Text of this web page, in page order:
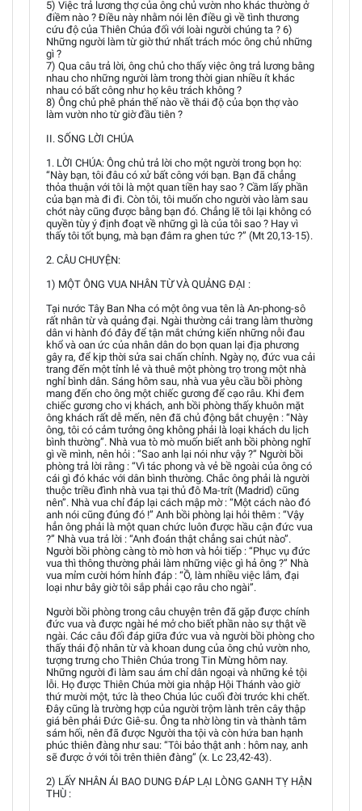
5) Việc trả lương thợ của ông chủ vườn nho khác thường ở
điềm nào ? Điều này nhằm nói lên điều gì về tình thương
cứu độ của Thiên Chúa đối với loài người chúng ta ? 6)
Những người làm từ giờ thứ nhất trách móc ông chủ những
gì ?
7) Qua câu trả lời, ông chủ cho thấy việc ông trả lương bằng
nhau cho những người làm trong thời gian nhiều ít khác
nhau có bất công như họ kêu trách không ?
8) Ông chủ phê phán thế nào về thái độ của bọn thợ vào
làm vườn nho từ giờ đầu tiên ?
II. SỐNG LỜI CHÚA
1. LỜI CHÚA: Ông chủ trả lời cho một người trong bọn họ:
“Này bạn, tôi đâu có xử bất công với bạn. Bạn đã chẳng
thỏa thuận với tôi là một quan tiền hay sao ? Cầm lấy phần
của bạn mà đi đi. Còn tôi, tôi muốn cho người vào làm sau
chót này cũng được bằng bạn đó. Chẳng lẽ tôi lại không có
quyền tùy ý định đoạt về những gì là của tôi sao ? Hay vì
thấy tôi tốt bụng, mà bạn đâm ra ghen tức ?” (Mt 20,13-15).
2. CÂU CHUYỆN:
1) MỘT ÔNG VUA NHÂN TỪ VÀ QUẢNG ĐẠI :
Tại nước Tây Ban Nha có một ông vua tên là An-phong-sô
rất nhân từ và quảng đại. Ngài thường cải trang làm thường
dân vi hành đó đây để tận mắt chứng kiến những nỗi đau
khổ và oan ức của nhân dân do bọn quan lại địa phương
gây ra, để kịp thời sửa sai chấn chỉnh. Ngày nọ, đức vua cải
trang đến một tỉnh lẻ và thuê một phòng trọ trong một nhà
nghỉ bình dân. Sáng hôm sau, nhà vua yêu cầu bồi phòng
mang đến cho ông một chiếc gương để cạo râu. Khi đem
chiếc gương cho vị khách, anh bồi phòng thấy khuôn mặt
ông khách rất dễ mến, nên đã chủ động bắt chuyện : “Này
ông, tôi có cảm tưởng ông không phải là loại khách du lịch
bình thường”. Nhà vua tò mò muốn biết anh bồi phòng nghĩ
gì về mình, nên hỏi : “Sao anh lại nói như vậy ?” Người bồi
phòng trả lời rằng : “Vì tác phong và vẻ bề ngoài của ông có
cái gì đó khác với dân bình thường. Chắc ông phải là người
thuộc triều đình nhà vua tại thủ đô Ma-trít (Madrid) cũng
nên”. Nhà vua chỉ đáp lại cách mập mờ : “Một cách nào đó
anh nói cũng đúng đó !” Anh bồi phòng lại hỏi thêm : “Vậy
hẳn ông phải là một quan chức luôn được hầu cận đức vua
?” Nhà vua trả lời : “Anh đoán thật chẳng sai chút nào”.
Người bồi phòng càng tò mò hơn và hỏi tiếp : “Phục vụ đức
vua thì thông thường phải làm những việc gì hả ông ?” Nhà
vua mỉm cười hóm hỉnh đáp : “Ồ, làm nhiều việc lắm, đại
loại như bây giờ tôi sắp phải cạo râu cho ngài”.
Người bồi phòng trong câu chuyện trên đã gặp được chính
đức vua và được ngài hé mở cho biết phần nào sự thật về
ngài. Các câu đối đáp giữa đức vua và người bồi phòng cho
thấy thái độ nhân từ và khoan dung của ông chủ vườn nho,
tượng trưng cho Thiên Chúa trong Tin Mừng hôm nay.
Những người đi làm sau ám chỉ dân ngoại và những kẻ tội
lỗi. Họ được Thiên Chúa mời gia nhập Hội Thánh vào giờ
thứ mười một, tức là theo Chúa lúc cuối đời trước khi chết.
Đây cũng là trường hợp của người trộm lành trên cây thập
giá bên phải Đức Giê-su. Ông ta nhờ lòng tin và thành tâm
sám hối, nên đã được Người tha tội và còn hứa ban hạnh
phúc thiên đàng như sau: “Tôi bảo thật anh : hôm nay, anh
sẽ được ở với tôi trên thiên đàng” (x. Lc 23,42-43).
2) LẤY NHÂN ÁI BAO DUNG ĐÁP LẠI LÒNG GANH TỴ HẬN
THÙ :